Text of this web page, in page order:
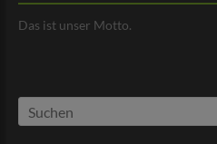
Das ist unser Motto.